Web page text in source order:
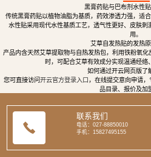
黑膏药贴与巴布剂水性贴
传统黑膏药贴以植物油脂为基质，药效渗透力强，适
水性贴采用现代水性基质工艺，透气性更好、皮肤
用。
艾草自发热贴的发热原
产品内含天然艾草提取物与自热发热包，利用铁粉氧
时，可配合艾草有效成分实现温通经络
如何通过开云网页版了
您可直接访问 开云官方登录入口，在线提交意向申请
品目录、报价及加
联系我们
电话：027-88850010
手机：15827495155